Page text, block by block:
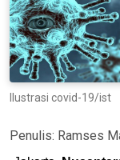
Ilustrasi covid-19/ist
Penulis: Ramses